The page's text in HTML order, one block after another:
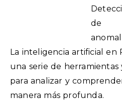
de
La inteligencia artificial en
una serie de herramientas
para analizar y
manera más profunda.